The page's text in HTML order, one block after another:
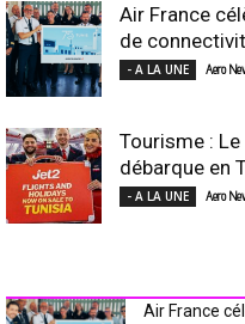
Air France
de
- A LA UNE Aero
Tourisme :
débarque en
- A LA UNE Aero
Air France